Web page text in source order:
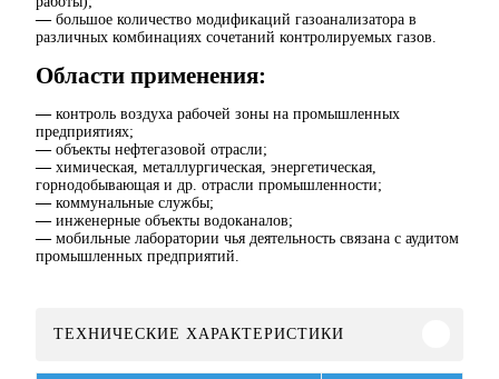
— большое количество модификаций газоанализатора в
различных комбинациях сочетаний контролируемых газов.
Области применения:
— контроль воздуха рабочей зоны на промышленных
предприятиях;
— объекты нефтегазовой отрасли;
— химическая, металлургическая, энергетическая,
горнодобывающая и др. отрасли промышленности;
— коммунальные службы;
— инженерные объекты водоканалов;
— мобильные лаборатории чья деятельность связана с аудитом
промышленных предприятий.
ТЕХНИЧЕСКИЕ ХАРАКТЕРИСТИКИ